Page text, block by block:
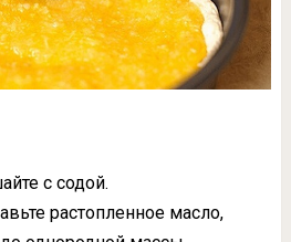
с содой.
растопленное масло,